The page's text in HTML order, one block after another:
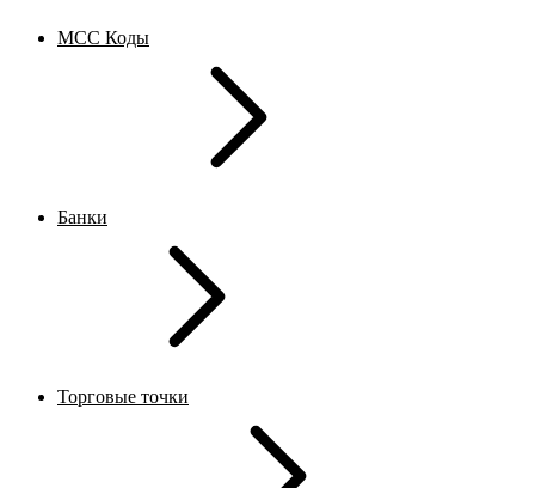
MCC Коды
Банки
Торговые точки